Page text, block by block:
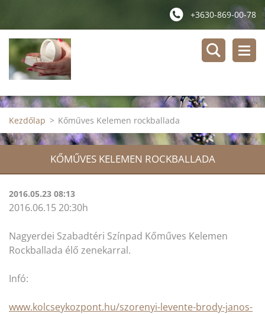
+3630-869-00-78
Kezdőlap > Kőműves Kelemen rockballada
KŐMŰVES KELEMEN ROCKBALLADA
2016.05.23 08:13
2016.06.15 20:30h
Nagyerdei Szabadtéri Színpad Kőműves Kelemen
Rockballada élő zenekarral.
Infó:
www.kolcseykozpont.hu/szorenyi-levente-brody-janos-